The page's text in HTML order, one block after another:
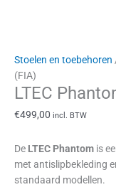
Stoelen en toebehoren
(FIA)
LTEC
€499,00 incl. BTW
De LTEC Phantom is
met antislipbekleding
standaard modellen.